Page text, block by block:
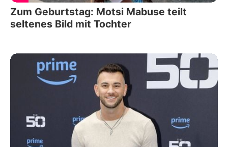
Zum Geburtstag: Motsi Mabuse teilt
seltenes Bild mit Tochter